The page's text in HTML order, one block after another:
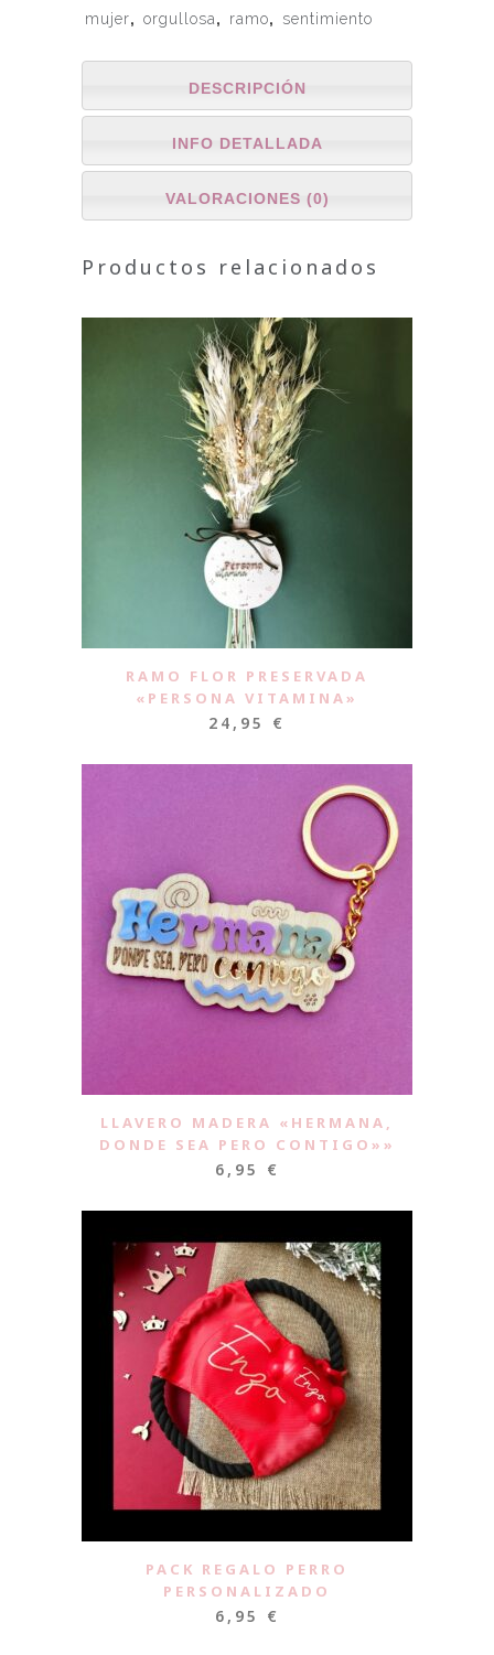
mujer, orgullosa, ramo, sentimiento
DESCRIPCIÓN
INFO DETALLADA
VALORACIONES (0)
Productos relacionados
RAMO FLOR PRESERVADA
«PERSONA VITAMINA»
24,95 €
LLAVERO MADERA «HERMANA,
DONDE SEA PERO CONTIGO»»
6,95 €
PACK REGALO PERRO
PERSONALIZADO
6,95 €